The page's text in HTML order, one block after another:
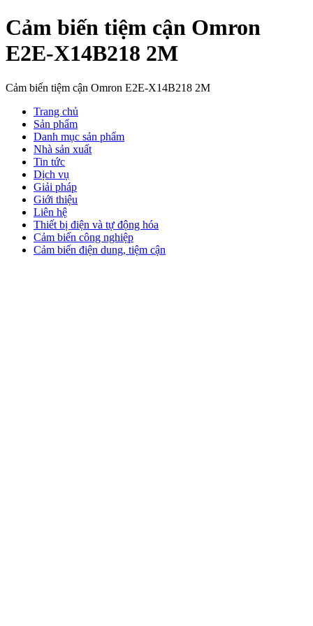
Cảm biến tiệm cận Omron
E2E-X14B218 2M
Cảm biến tiệm cận Omron E2E-X14B218 2M
Trang chủ
Sản phẩm
Danh mục sản phẩm
Nhà sản xuất
Tin tức
Dịch vụ
Giải pháp
Giới thiệu
Liên hệ
Thiết bị điện và tự động hóa
Cảm biến công nghiệp
Cảm biến điện dung, tiệm cận